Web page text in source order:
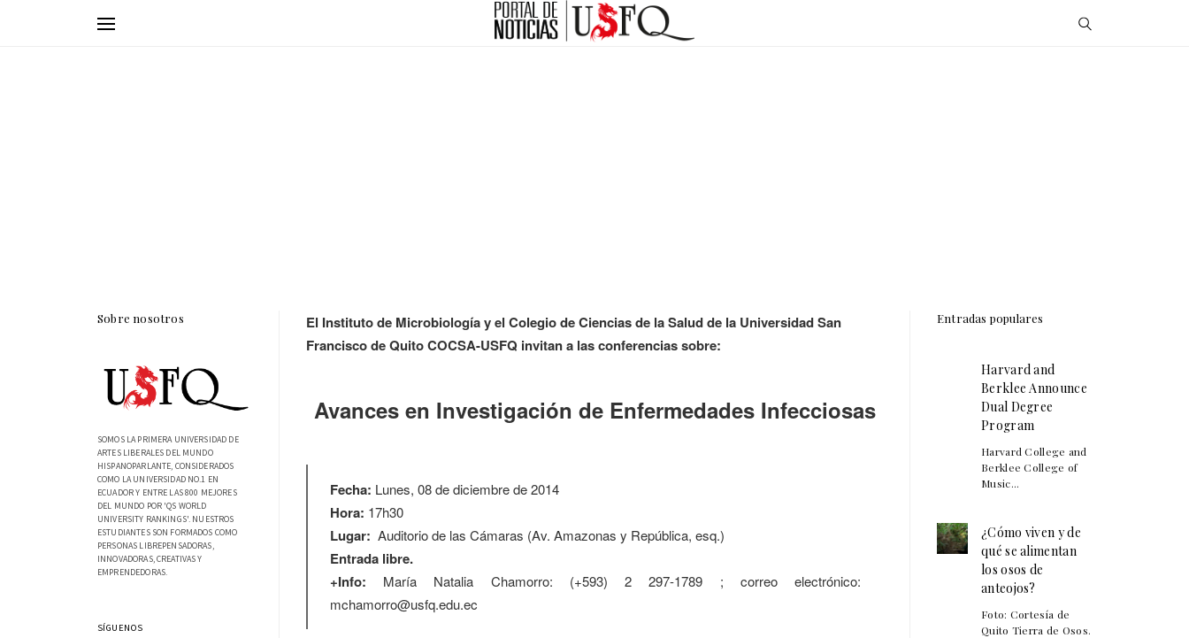
El Instituto de Microbiología y el Colegio de Ciencias de la Salud de la Universidad San
Francisco de Quito COCSA-USFQ invitan a las conferencias sobre:
Avances en Investigación de Enfermedades Infecciosas
Fecha: Lunes, 08 de diciembre de 2014
Hora: 17h30
Lugar: Auditorio de las Cámaras (Av. Amazonas y República, esq.)
Entrada libre.
+Info: María Natalia Chamorro: (+593) 2 297-1789 ; correo electrónico:
mchamorro@usfq.edu.ec
Sobre nosotros
SOMOS LA PRIMERA UNIVERSIDAD DE
ARTES LIBERALES DEL MUNDO
HISPANOPARLANTE, CONSIDERADOS
COMO LA UNIVERSIDAD NO.1 EN
ECUADOR Y ENTRE LAS 800 MEJORES
DEL MUNDO POR 'QS WORLD
UNIVERSITY RANKINGS'. NUESTROS
ESTUDIANTES SON FORMADOS COMO
PERSONAS LIBREPENSADORAS,
INNOVADORAS, CREATIVAS Y
EMPRENDEDORAS.
SÍGUENOS
Entradas populares
Harvard and
Berklee Announce
Dual Degree
Program
Harvard College and
Berklee College of
Music...
¿Cómo viven y de
qué se alimentan
los osos de
anteojos?
Foto: Cortesía de
Quito Tierra de Osos.